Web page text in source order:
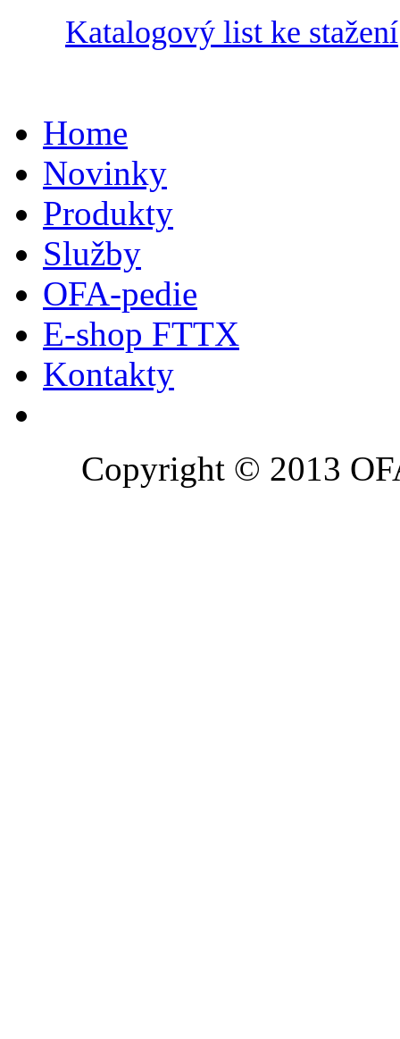
Katalogový list ke stažení
Home
Novinky
Produkty
Služby
OFA-pedie
E-shop FTTX
Kontakty
Copyright © 2013